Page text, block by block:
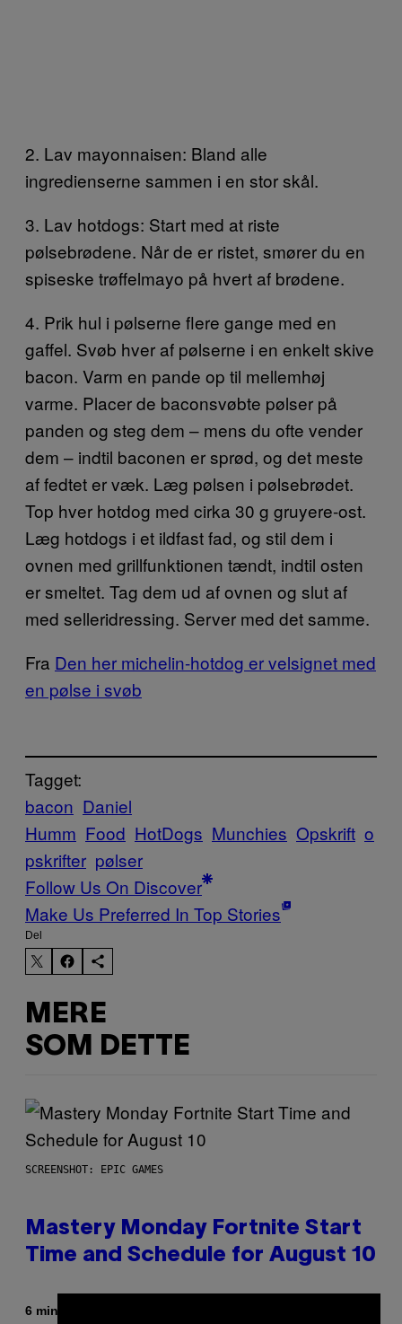
2. Lav mayonnaisen: Bland alle
ingredienserne sammen i en stor skål.
3. Lav hotdogs: Start med at riste
pølsebrødene. Når de er ristet, smører du en
spiseske trøffelmayo på hvert af brødene.
4. Prik hul i pølserne flere gange med en
gaffel. Svøb hver af pølserne i en enkelt skive
bacon. Varm en pande op til mellemhøj
varme. Placer de baconsvøbte pølser på
panden og steg dem – mens du ofte vender
dem – indtil baconen er sprød, og det meste
af fedtet er væk. Læg pølsen i pølsebrødet.
Top hver hotdog med cirka 30 g gruyere-ost.
Læg hotdogs i et ildfast fad, og stil dem i
ovnen med grillfunktionen tændt, indtil osten
er smeltet. Tag dem ud af ovnen og slut af
med selleridressing. Server med det samme.
Fra Den her michelin-hotdog er velsignet med
en pølse i svøb
Tagget:
bacon Daniel
Humm Food HotDogs Munchies Opskrift o
pskrifter pølser
Follow Us On Discover
Make Us Preferred In Top Stories
Del
MERE
SOM DETTE
SCREENSHOT: EPIC GAMES
Mastery Monday Fortnite Start
Time and Schedule for August 10
6 minutter siden